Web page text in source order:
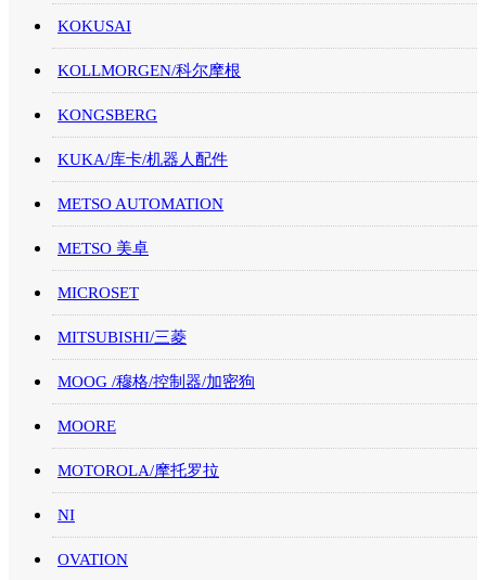
KOKUSAI
KOLLMORGEN/科尔摩根
KONGSBERG
KUKA/库卡/机器人配件
METSO AUTOMATION
METSO 美卓
MICROSET
MITSUBISHI/三菱
MOOG /穆格/控制器/加密狗
MOORE
MOTOROLA/摩托罗拉
NI
OVATION